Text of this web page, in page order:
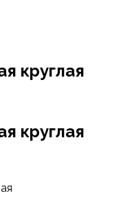
круглая
круглая